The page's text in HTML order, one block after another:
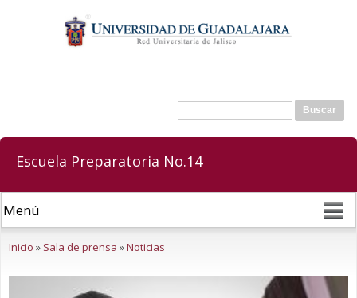
contenido
principal
Formulario de búsqueda
Buscar
Escuela Preparatoria No.14
Inicio » Sala de prensa »Noticias